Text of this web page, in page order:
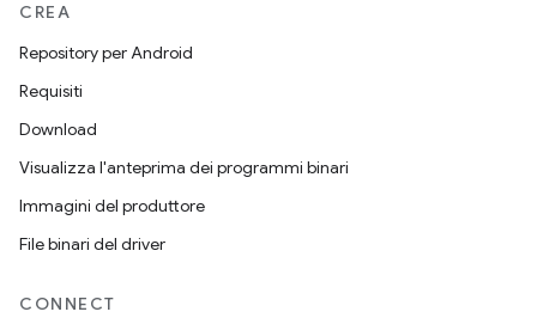
CREA
Repository per Android
Requisiti
Download
Visualizza l'anteprima dei programmi binari
Immagini del produttore
File binari del driver
CONNECT